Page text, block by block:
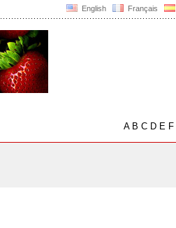
English Français
AB C D E F